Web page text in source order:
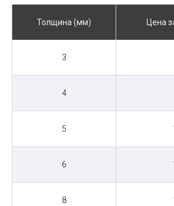
Толщина (мм) Цена
3
4
5
6
8